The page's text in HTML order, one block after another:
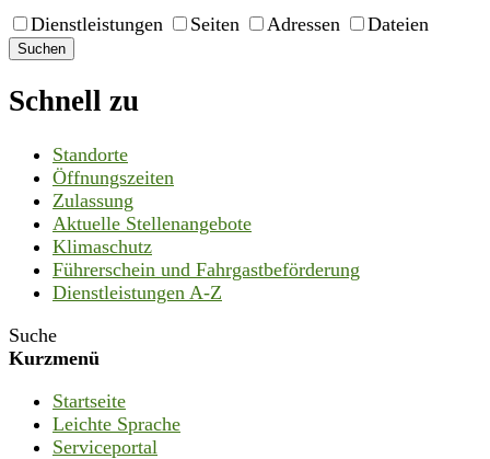
Dienstleistungen Seiten Adressen Dateien
Suchen
Schnell zu
Standorte
Öffnungszeiten
Zulassung
Aktuelle Stellenangebote
Klimaschutz
Führerschein und Fahrgastbeförderung
Dienstleistungen A-Z
Suche
Kurzmenü
Startseite
Leichte Sprache
Serviceportal